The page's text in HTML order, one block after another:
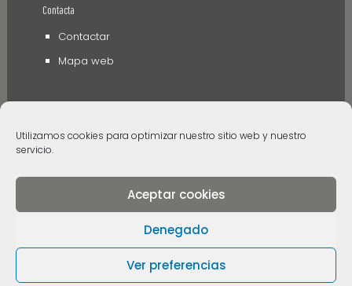
Utilizamos cookies para optimizar nuestro sitio web y nuestro
servicio.
Aceptar cookies
Denegado
Ver preferencias
Contacta
Contactar
Mapa web
© 2006 - 2024 Museos de Tenerife. Todos los
derechos reservados